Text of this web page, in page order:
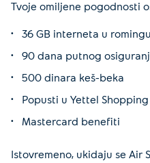
Tvoje omiljene pogodnosti
36 GB interneta u romingu
90 dana putnog
500 dinara keš-beka
Popusti u Yettel
Mastercard benefiti
Istovremeno, ukidaju se Air